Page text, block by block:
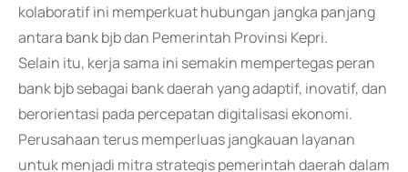
kolaboratif ini memperkuat hubungan jangka panjang
antara bank bjb dan Pemerintah Provinsi Kepri.
Selain itu, kerja sama ini semakin mempertegas peran
bank bjb sebagai bank daerah yang adaptif, inovatif, dan
berorientasi pada percepatan digitalisasi ekonomi.
Perusahaan terus memperluas jangkauan layanan
untuk menjadi mitra strategis pemerintah daerah dalam